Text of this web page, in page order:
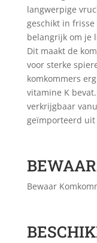
langwerpige
geschikt in frisse
belangrijk om je
Dit maakt de
voor sterke
komkommers
vitamine K
verkrijgbaar
geïmporteerd uit
Bewaar